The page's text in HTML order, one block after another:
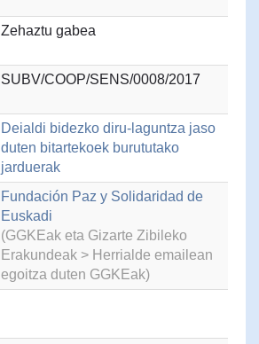
Zehaztu gabea
SUBV/COOP/SENS/0008/2017
Deialdi bidezko diru-laguntza jaso
duten bitartekoek burututako
jarduerak
Fundación Paz y Solidaridad de
Euskadi
(GGKEak eta Gizarte Zibileko
Erakundeak > Herrialde emailean
egoitza duten GGKEak)